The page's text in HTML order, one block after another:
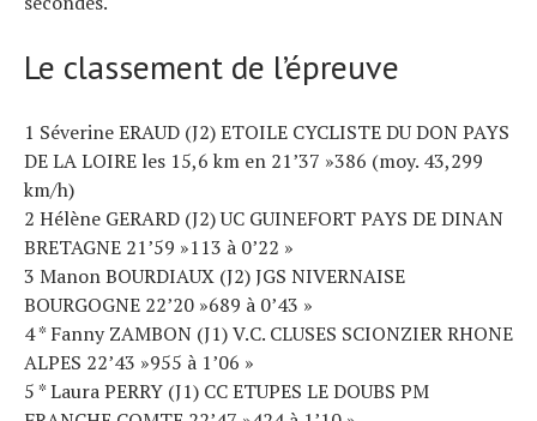
Le classement de l’épreuve
1 Séverine ERAUD (J2) ETOILE CYCLISTE DU DON PAYS
DE LA LOIRE les 15,6 km en 21’37 »386 (moy. 43,299
km/h)
2 Hélène GERARD (J2) UC GUINEFORT PAYS DE DINAN
BRETAGNE 21’59 »113 à 0’22 »
3 Manon BOURDIAUX (J2) JGS NIVERNAISE
BOURGOGNE 22’20 »689 à 0’43 »
4 * Fanny ZAMBON (J1) V.C. CLUSES SCIONZIER RHONE
ALPES 22’43 »955 à 1’06 »
5 * Laura PERRY (J1) CC ETUPES LE DOUBS PM